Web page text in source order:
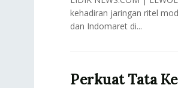
kehadiran jaringan ritel
dan Indomaret di...
Perkuat Tata